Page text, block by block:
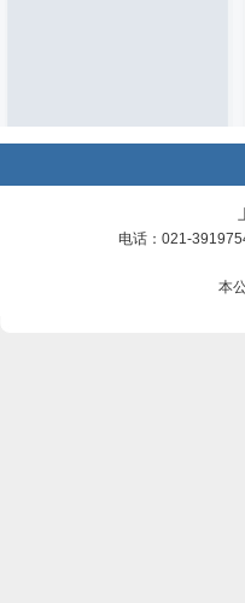
电话：021-
本